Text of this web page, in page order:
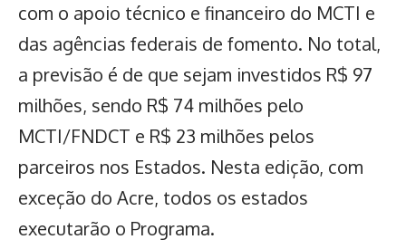
com o apoio técnico e financeiro do MCTI e
das agências federais de fomento. No total,
a previsão é de que sejam investidos R$ 97
milhões, sendo R$ 74 milhões pelo
MCTI/FNDCT e R$ 23 milhões pelos
parceiros nos Estados. Nesta edição, com
exceção do Acre, todos os estados
executarão o Programa.